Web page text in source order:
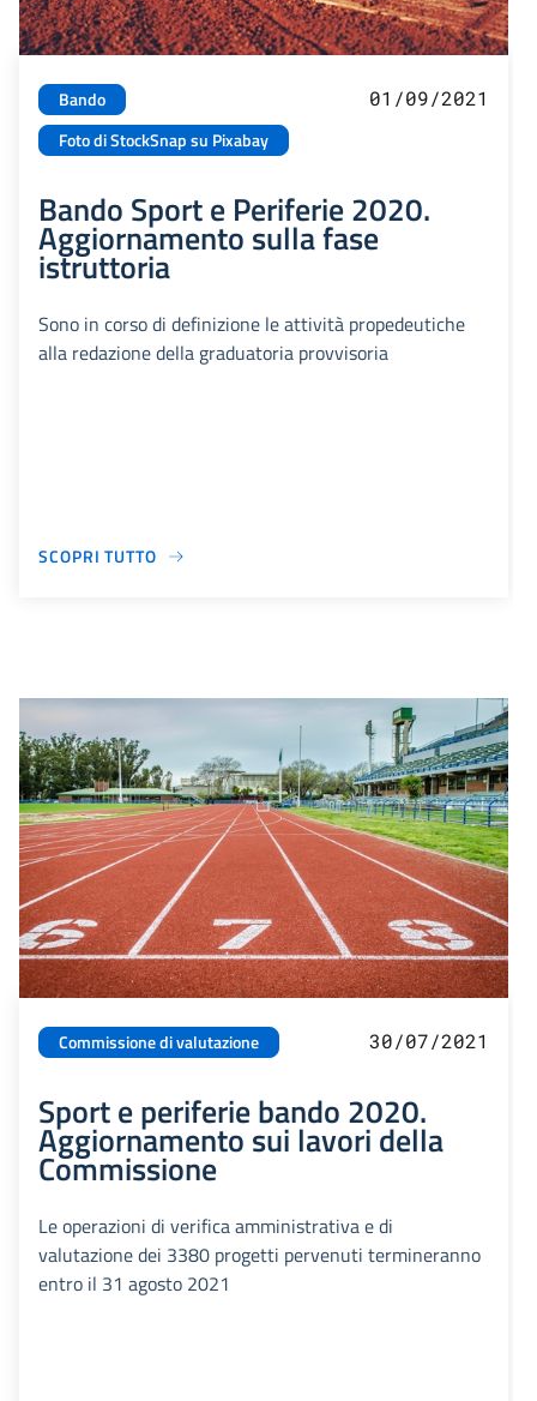
Bando
Foto di StockSnap su Pixabay
01/09/2021
Bando Sport e Periferie 2020.
Aggiornamento sulla fase
istruttoria
Sono in corso di definizione le attività propedeutiche
alla redazione della graduatoria provvisoria
SCOPRI TUTTO
Commissione di valutazione 30/07/2021
Sport e periferie bando 2020.
Aggiornamento sui lavori della
Commissione
Le operazioni di verifica amministrativa e di
valutazione dei 3380 progetti pervenuti termineranno
entro il 31 agosto 2021